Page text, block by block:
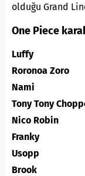
olduğu Grand
One Piece
Luffy
Roronoa Zoro
Nami
Tony Tony
Nico Robin
Franky
Usopp
Brook